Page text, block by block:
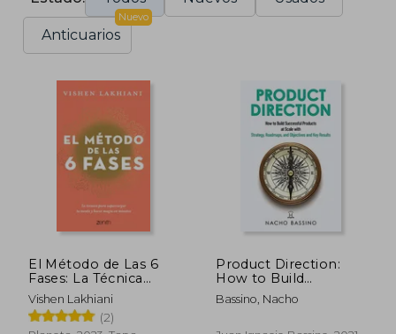
Anticuarios
Nuevo
El Método de Las 6
Fases: La Técnica
Probada Para
Supercargar Tu
Mente, Lograr Tus
Vishen Lakhiani
(2)
Product Direction:
How to Build
Successful Products
at Scale With
Bassino, Nacho